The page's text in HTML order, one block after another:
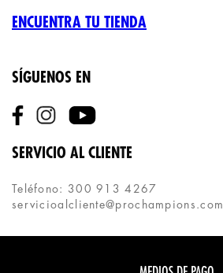
ENCUENTRA TU TIENDA
SÍGUENOS EN
SERVICIO AL CLIENTE
Teléfono: 300 913 4267
servicioalcliente@prochampions.com